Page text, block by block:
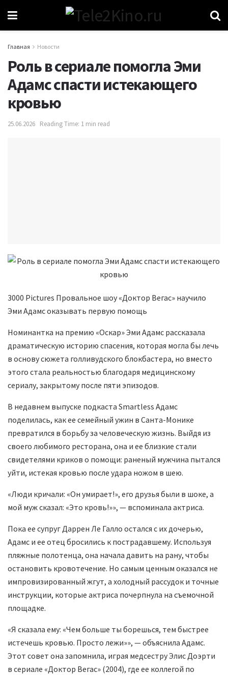
Главная Новости
Роль в сериале помогла Эми
Адамс спасти истекающего
кровью
25.06.2026 Reading Time: 1 min read
3000 Pictures Провальное шоу «Доктор Вегас» научило
Эми Адамс оказывать первую помощь
Номинантка на премию «Оскар» Эми Адамс рассказала
драматическую историю спасения, которая могла бы лечь
в основу сюжета голливудского блокбастера, но вместо
этого стала реальностью благодаря медицинскому
сериалу, закрытому после пяти эпизодов.
В недавнем выпуске подкаста Smartless Адамс
поделилась, как ее семейный ужин в Санта-Монике
превратился в борьбу за человеческую жизнь. Выйдя из
своего любимого ресторана, она и ее близкие стали
свидетелями криков о помощи: раненый мужчина пытался
уйти, истекая кровью после удара ножом в шею.
«Люди кричали: «Он умирает!», его друзья были в шоке, а
мой муж сказал: «Это кровь!»», — вспоминала актриса.
Пока ее супруг Даррен Ле Галло остался с их дочерью,
Адамс и ее отец бросились к пострадавшему. Используя
пляжные полотенца, она начала давить на рану, чтобы
остановить кровотечение. Но самым ценным оказался не
импровизированный жгут, а холодный рассудок и точные
инструкции, которые актриса почерпнула на съемочной
площадке.
«Я сказала ему: «Чем больше ты борешься, тем быстрее
истечешь кровью. Просто лежи»», — объяснила Адамс.
Этот совет она запомнила, играя медсестру Элис Доэрти
в сериале «Доктор Вегас» (2004), где ее коллегой по